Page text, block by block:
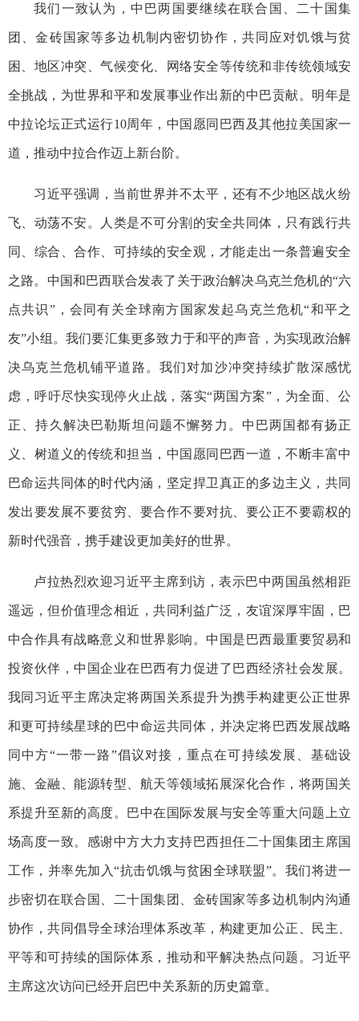
我们一致认为，中巴两国要继续在联合国、二十国集
团、金砖国家等多边机制内密切协作，共同应对饥饿与贫
困、地区冲突、气候变化、网络安全等传统和非传统领域安
全挑战，为世界和平和发展事业作出新的中巴贡献。明年是
中拉论坛正式运行10周年，中国愿同巴西及其他拉美国家一
道，推动中拉合作迈上新台阶。
习近平强调，当前世界并不太平，还有不少地区战火纷
飞、动荡不安。人类是不可分割的安全共同体，只有践行共
同、综合、合作、可持续的安全观，才能走出一条普遍安全
之路。中国和巴西联合发表了关于政治解决乌克兰危机的“六
点共识”，会同有关全球南方国家发起乌克兰危机“和平之
友”小组。我们要汇集更多致力于和平的声音，为实现政治解
决乌克兰危机铺平道路。我们对加沙冲突持续扩散深感忧
虑，呼吁尽快实现停火止战，落实“两国方案”，为全面、公
正、持久解决巴勒斯坦问题不懈努力。中巴两国都有扬正
义、树道义的传统和担当，中国愿同巴西一道，不断丰富中
巴命运共同体的时代内涵，坚定捍卫真正的多边主义，共同
发出要发展不要贫穷、要合作不要对抗、要公正不要霸权的
新时代强音，携手建设更加美好的世界。
卢拉热烈欢迎习近平主席到访，表示巴中两国虽然相距
遥远，但价值理念相近，共同利益广泛，友谊深厚牢固，巴
中合作具有战略意义和世界影响。中国是巴西最重要贸易和
投资伙伴，中国企业在巴西有力促进了巴西经济社会发展。
我同习近平主席决定将两国关系提升为携手构建更公正世界
和更可持续星球的巴中命运共同体，并决定将巴西发展战略
同中方“一带一路”倡议对接，重点在可持续发展、基础设
施、金融、能源转型、航天等领域拓展深化合作，将两国关
系提升至新的高度。巴中在国际发展与安全等重大问题上立
场高度一致。感谢中方大力支持巴西担任二十国集团主席国
工作，并率先加入“抗击饥饿与贫困全球联盟”。我们将进一
步密切在联合国、二十国集团、金砖国家等多边机制内沟通
协作，共同倡导全球治理体系改革，构建更加公正、民主、
平等和可持续的国际体系，推动和平解决热点问题。习近平
主席这次访问已经开启巴中关系新的历史篇章。